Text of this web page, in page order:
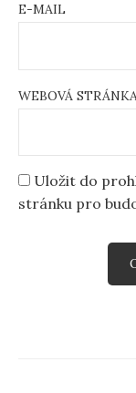
E-MAIL
WEBOVÁ STRÁNKA
Uložit do
stránku pro